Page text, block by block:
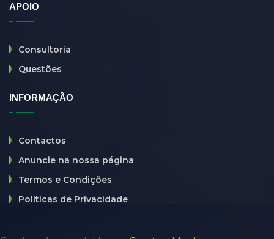
Holtel
html
htmll (0)
it company(6)
java(0)
APOIO
Consultoria
Questões
INFORMAÇÃO
Contactos
Anuncie na nossa página
Termos e Condições
Políticas de Privacidade